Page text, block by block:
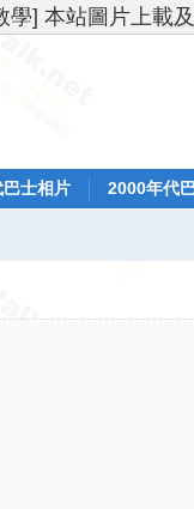
學] 本站圖片上載
士相片 2000年代